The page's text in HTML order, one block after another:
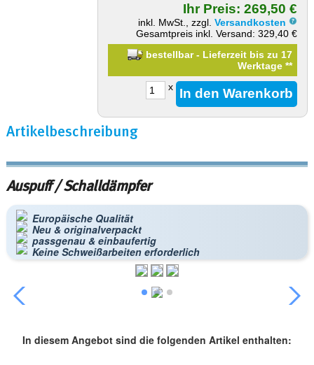
Ihr Preis: 269,50 €
inkl. MwSt., zzgl.Versandkosten
Gesamtpreis inkl. Versand: 329,40 €
bestellbar - Lieferzeit bis zu 17
Werktage**
x
Artikelbeschreibung
Auspuff / Schalldämpfer
Europäische Qualität
Neu & originalverpackt
passgenau & einbaufertig
Keine Schweißarbeiten erforderlich
In diesem Angebot sind die folgenden Artikel enthalten: